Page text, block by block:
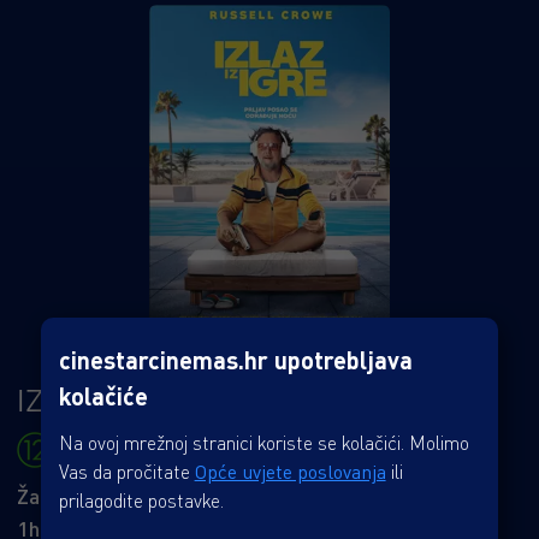
IZLAZ IZ IGRE
Žanr: Akcijski
1h 42min
cinestarcinemas.hr upotrebljava
kolačiće
Na ovoj mrežnoj stranici koriste se kolačići. Molimo
Vas da pročitate Opće uvjete poslovanja ili
prilagodite postavke.